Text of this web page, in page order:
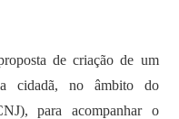
de criação de um
cidadã, no âmbito do
para acompanhar o